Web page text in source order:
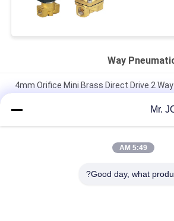
4mm Orifice Mini Brass Direct Drive 2
G1/
High Temperature 1.5MPa 2 Way
Mr.
5:49 AM
Good day, what